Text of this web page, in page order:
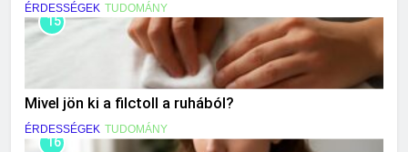
ÉRDESSÉGEK TUDOMÁNY
15
Mivel jön ki a filctoll a ruhából?
ÉRDESSÉGEK TUDOMÁNY
16